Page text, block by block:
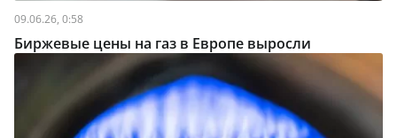
09.06.26, 0:58
Биржевые цены на газ в Европе выросли